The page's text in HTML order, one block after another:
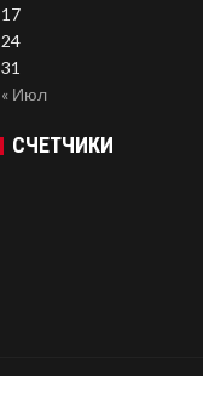
« Июл
17
24
31
СЧЕТЧИКИ